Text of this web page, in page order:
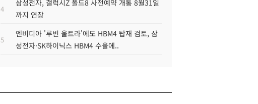
4
삼성전자, 갤럭시Z 폴드8 사전예약 개통 8월31일
까지 연장
5
엔비디아 '루빈 울트라'에도 HBM4 탑재 검토, 삼
성전자·SK하이닉스 HBM4 수율에..